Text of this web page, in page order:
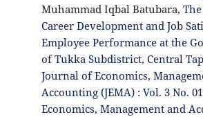
Muhammad Iqbal Batubara,
Career Development and Job
Employee Performance at the
of Tukka Subdistrict, Central
Journal of Economics,
Accounting (JEMA) : Vol. 3 No.
Economics, Management and